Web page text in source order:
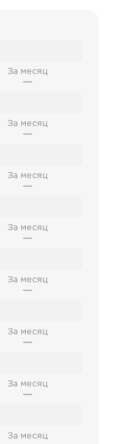
За месяц
—
За месяц
—
За месяц
—
За месяц
—
За месяц
—
За месяц
—
За месяц
—
За месяц